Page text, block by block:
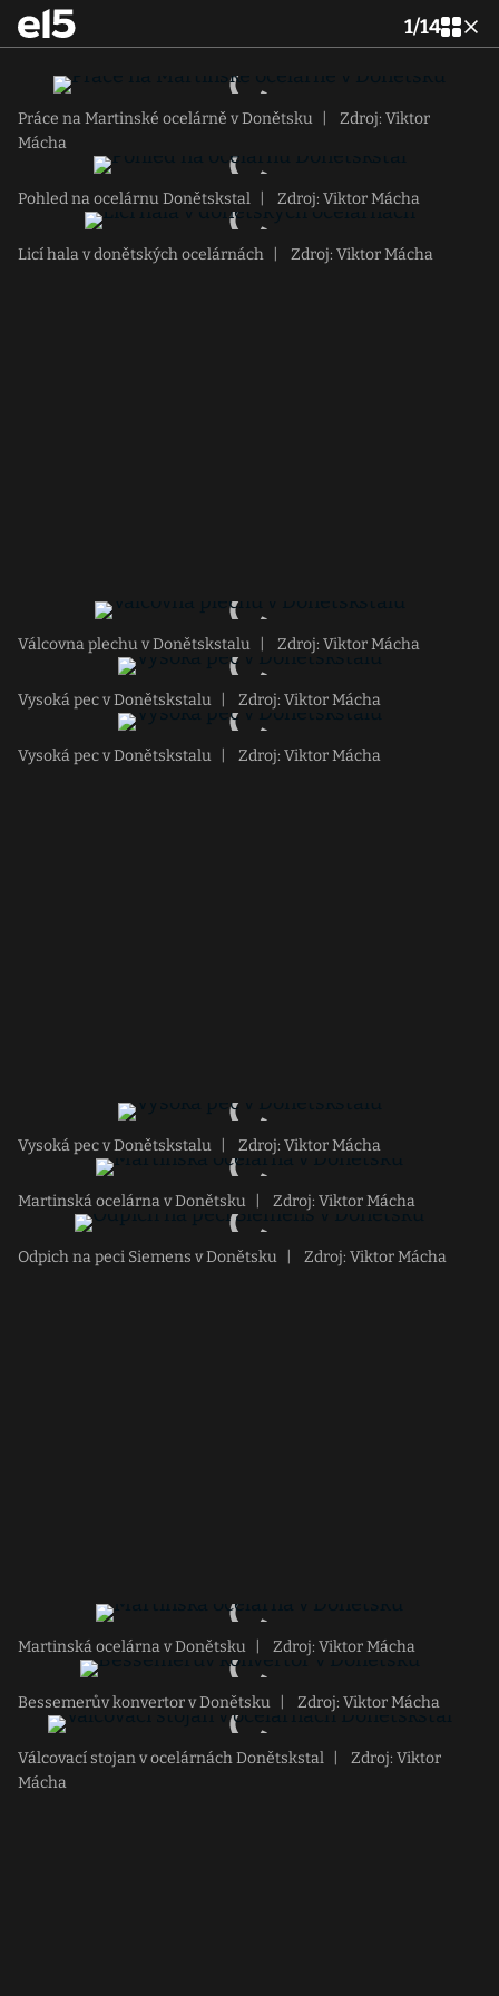
1/14
Práce na Martinské ocelárně v Donětsku
Zdroj: Viktor
Mácha
Pohled na ocelárnu Donětskstal Zdroj: Viktor Mácha
Licí hala v donětských ocelárnách Zdroj: Viktor Mácha
Válcovna plechu v Donětskstalu Zdroj: Viktor Mácha
Vysoká pec v Donětskstalu Zdroj: Viktor Mácha
Vysoká pec v Donětskstalu Zdroj: Viktor Mácha
Vysoká pec v Donětskstalu Zdroj: Viktor Mácha
Martinská ocelárna v Donětsku Zdroj: Viktor Mácha
Odpich na peci Siemens v Donětsku Zdroj: Viktor Mácha
Martinská ocelárna v Donětsku Zdroj: Viktor Mácha
Bessemerův konvertor v Donětsku Zdroj: Viktor Mácha
Válcovací stojan v ocelárnách Donětskstal
Zdroj: Viktor
Mácha